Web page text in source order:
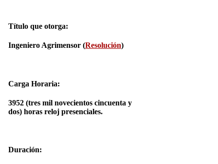
Título que otorga:
Ingeniero Agrimensor (Resolución)
Carga Horaria:
3952 (tres mil novecientos cincuenta y
dos) horas reloj presenciales.
Duración: